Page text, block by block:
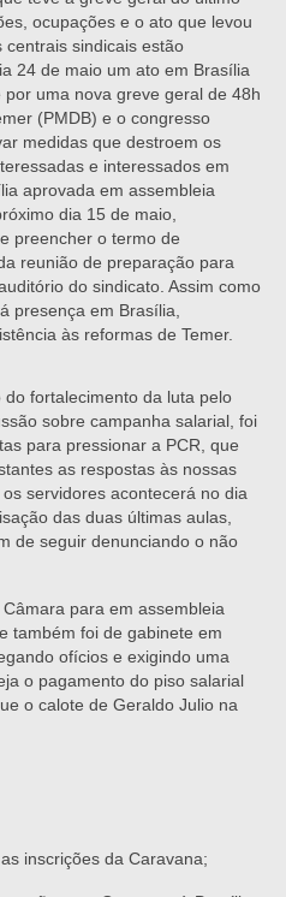
ocupações e o ato que levou
centrais sindicais estão
24 de maio um ato em Brasília
uma nova greve geral de 48h
(PMDB) e o congresso
medidas que destroem os
e interessados em
aprovada em assembleia
dia 15 de maio,
preencher o termo de
reunião de preparação para
do sindicato. Assim como
presença em Brasília,
às reformas de Temer.
fortalecimento da luta pelo
sobre campanha salarial, foi
para pressionar a PCR, que
as respostas às nossas
servidores acontecerá no dia
das duas últimas aulas,
de seguir denunciando o não
para em assembleia
também foi de gabinete em
ofícios e exigindo uma
o pagamento do piso salarial
o calote de Geraldo Julio na
inscrições da Caravana;